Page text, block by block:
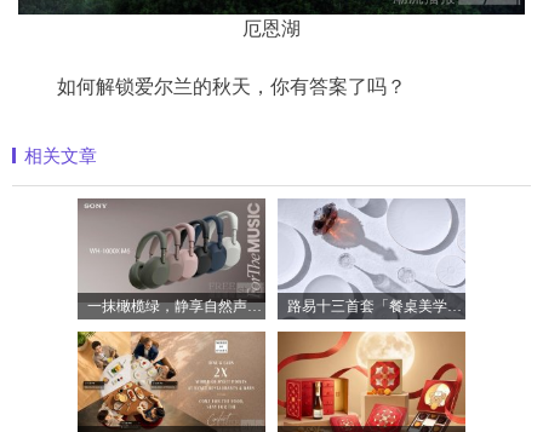
厄恩湖
如何解锁爱尔兰的秋天，你有答案了吗？
相关文章
一抹橄榄绿，静享自然声 索尼WH-1000XM6橄 路易十三首套「餐桌美学」系列正式揭晓